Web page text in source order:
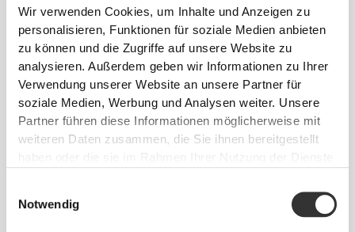
Wir verwenden Cookies, um Inhalte und Anzeigen zu
personalisieren, Funktionen für soziale Medien anbieten
zu können und die Zugriffe auf unsere Website zu
analysieren. Außerdem geben wir Informationen zu Ihrer
Verwendung unserer Website an unsere Partner für
soziale Medien, Werbung und Analysen weiter. Unsere
Partner führen diese Informationen möglicherweise mit
weiteren Daten zusammen, die Sie ihnen bereitgestellt
Notwendig
Milchschokolade x3
Peanut White Choco Bar –